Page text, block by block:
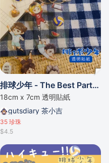
排球少年 - The Best Partner 透明貼紙
18cm x 7cm 透明貼紙
gutsdiary 茶小吉
35 珍珠
$4.5